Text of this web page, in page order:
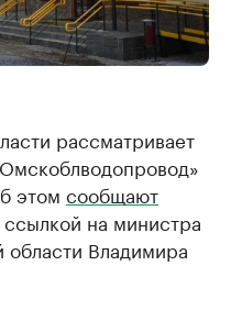
рассматривает
этом сообщают
на министра
Владимира